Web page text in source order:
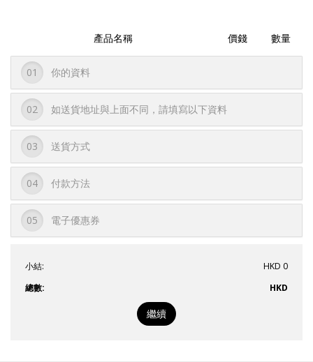
產品名稱 價錢 數量
01 你的資料
02 如送貨地址與上面不同，請填寫以下資料
03 送貨方式
04 付款方法
05 電子優惠券
小結:
HKD 0
總數:
HKD
繼續